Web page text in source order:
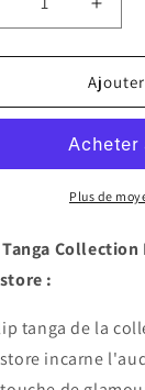
Réduire
la
de
Slip
Plus de
Collection
:
tanga de la
incarne